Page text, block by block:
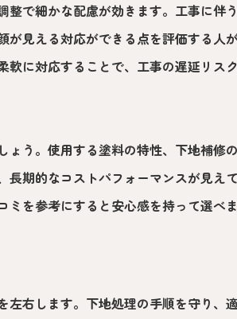
で細かな配慮が効きます。工事に伴
見える対応ができる点を評価する人
軟に対応することで、工事の遅延リス
う。使用する塗料の特性、下地補修
期的なコストパフォーマンスが見え
を参考にすると安心感を持って選べま
右します。下地処理の手順を守り、